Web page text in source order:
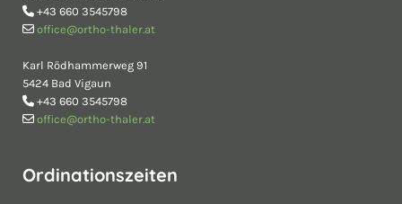
 +43 660 3545798
 office@ortho-thaler.at
Karl Rödhammerweg 91
5424 Bad Vigaun
 +43 660 3545798
 office@ortho-thaler.at
Ordinationszeiten